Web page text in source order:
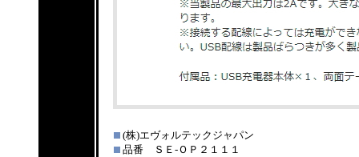
(株)エヴォルテックジャパン
品番 ＳＥ-ＯＰ２１１１